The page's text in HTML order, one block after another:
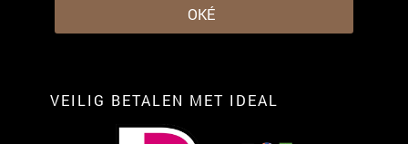
VEILIG BETALEN MET IDEAL